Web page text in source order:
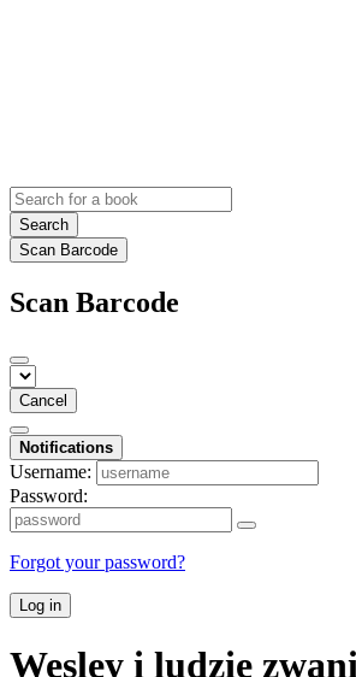
Search
Scan Barcode
Scan Barcode
Cancel
Notifications
Username:
Password:
Forgot your password?
Log in
Wesley i ludzie